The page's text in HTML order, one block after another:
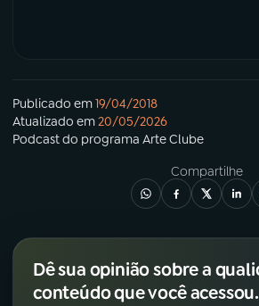
Publicado em19/04/2018
Atualizado em20/05/2026
Podcastdo programa Arte Clube
Compartilhe
Dê sua opinião sobre a
conteúdo que você acessou.